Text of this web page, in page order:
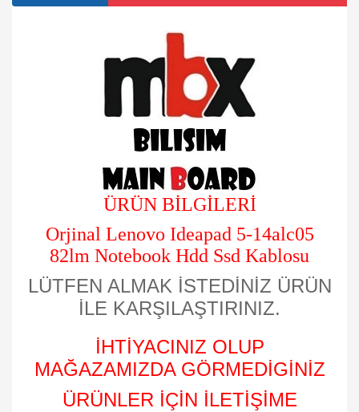
ÜRÜN BİLGİLERİ
Orjinal Lenovo Ideapad 5-14alc05
82lm Notebook Hdd Ssd Kablosu
LÜTFEN ALMAK İSTEDİNİZ ÜRÜN
İLE KARŞILAŞTIRINIZ.
İHTİYACINIZ OLUP
MAĞAZAMIZDA GÖRMEDİGİNİZ
ÜRÜNLER İÇİN İLETİŞİME